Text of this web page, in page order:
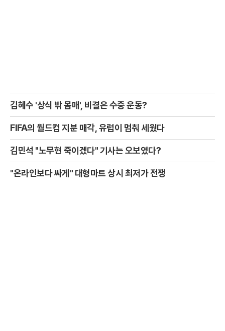
김혜수 '상식 밖 몸매', 비결은 수중 운동?
FIFA의 월드컵 지분 매각, 유럽이 멈춰 세웠다
김민석 "노무현 죽이겠다" 기사는 오보였다?
"온라인보다 싸게" 대형마트 상시 최저가 전쟁